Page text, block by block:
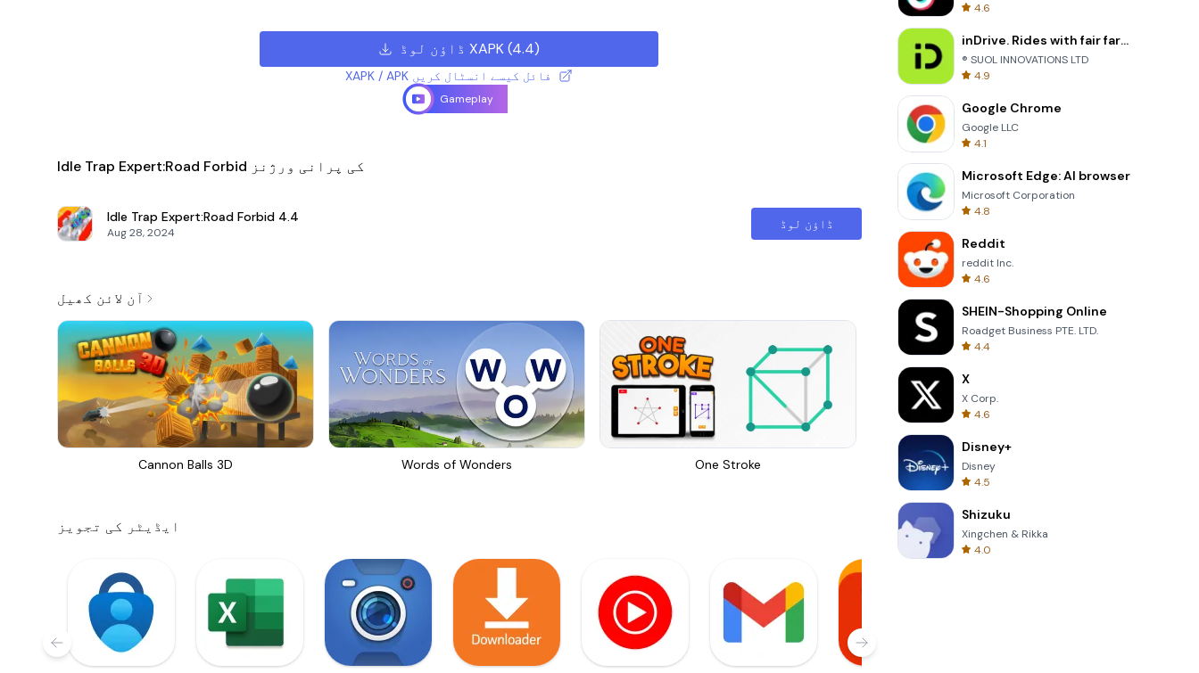
ڈاؤن لوڈ XAPK(4.4)
XAPK / APK فائل کیسے انسٹال کریں
Gameplay
Idle Trap Expert:Road Forbid کی پرانی ورژنز
Idle Trap Expert:Road Forbid 4.4
Aug 28, 2024
ڈاؤن لوڈ
آن لائن کھیل
Cannon Balls 3D Words of Wonders One Stroke 3D Free Kick
ایڈیٹر کی تجویز
4.6
inDrive. Rides with fair fares
® SUOL INNOVATIONS LTD
4.9
Google Chrome
Google LLC
4.1
Microsoft Edge: AI browser
Microsoft Corporation
4.8
Reddit
reddit Inc.
4.6
SHEIN-Shopping Online
Roadget Business PTE. LTD.
4.4
X
X Corp.
4.6
Disney+
Disney
4.5
Shizuku
Xingchen & Rikka
4.0